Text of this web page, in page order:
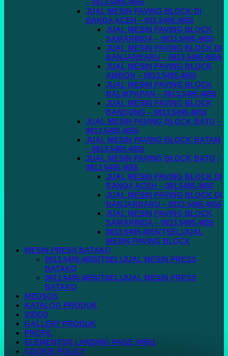
– 0813.5495.4655
JUAL MESIN PAVING BLOCK DI
BANDA ACEH – 081.5495.4655
JUAL MESIN PAVING BLOCK
SAMARINDA – 0813.5495.4655
JUAL MESIN PAVING BLOCK DI
BANJARBARU – 0813.5495.4655
JUAL MESIN PAVING BLOCK
AMBON – 0813.5495.4655
JUAL MESIN PAVING BLOCK
BALIKPAPAN – 0813.5495.4655
JUAL MESIN PAVING BLOCK
BANDUNG – 0813.5495.4655
JUAL MESIN PAVING BLOCK BATU –
0813.5495.4655
JUAL MESIN PAVING BLOCK BATAM
– 0813.5495.4655
JUAL MESIN PAVING BLOCK BATU –
0813.5495.4655
JUAL MESIN PAVING BLOCK DI
BANDA ACEH – 081.5495.4655
JUAL MESIN PAVING BLOCK DI
BANJARBARU – 0813.5495.4655
JUAL MESIN PAVING BLOCK
SAMARINDA – 0813.5495.4655
0813.5495.4655(TSEL)JUAL
MESIN PAVING BLOCK
MESIN PRESS BATAKO
0813.5495.4655(TSEL)JUAL MESIN PRESS
BATAKO
0813.5495.4655(TSEL)JUAL MESIN PRESS
BATAKO
MEDSOS
KATALOG PRODUK
VIDEO
GALLERY PRODUK
PROFIL
ELEMENTOR LANDING PAGE #6651
COOKIE POLICY